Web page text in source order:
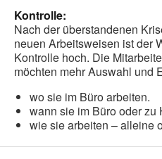
Kontrolle:
Nach der überstandenen
neuen Arbeitsweisen ist der
Kontrolle hoch. Die
möchten mehr Auswahl und
wo sie im Büro arbeiten.
wann sie im Büro oder zu
wie sie arbeiten – alleine